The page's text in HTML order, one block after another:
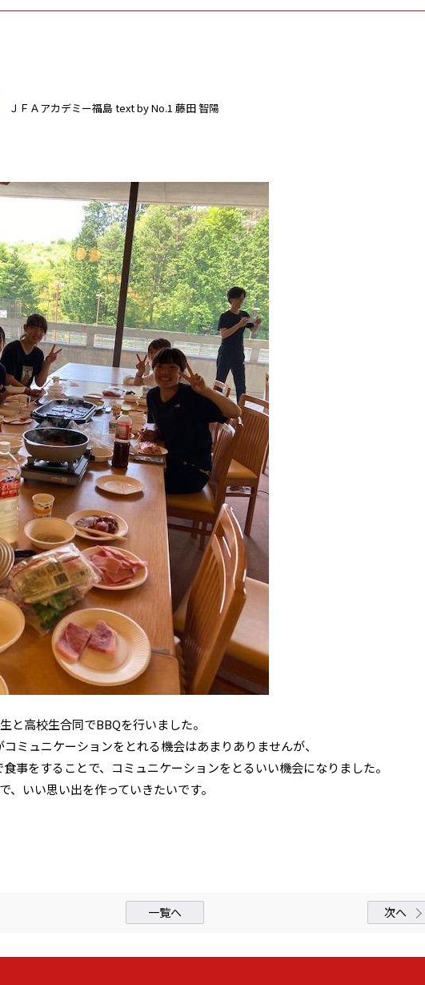
ＪＦＡアカデミー福島text by No.1 藤田 智陽
と高校生合同でBBQを行いました。
ミュニケーションをとれる機会はあまりありませんが、
事をすることで、コミュニケーションをとるいい機会になりました。
、いい思い出を作っていきたいです。
一覧へ 次へ